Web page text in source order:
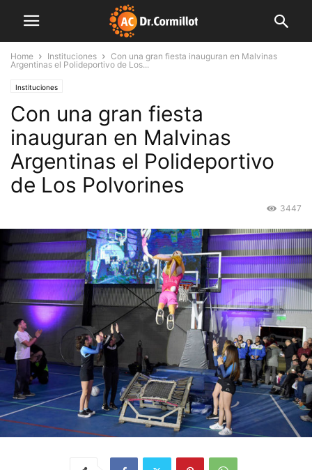
Home Instituciones
Con una gran fiesta inauguran en Malvinas
Argentinas el Polideportivo de Los...
Instituciones
Con una gran fiesta
inauguran en Malvinas
Argentinas el Polideportivo
de Los Polvorines
3447